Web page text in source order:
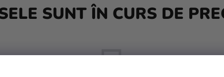
SUNT ÎN CURS DE